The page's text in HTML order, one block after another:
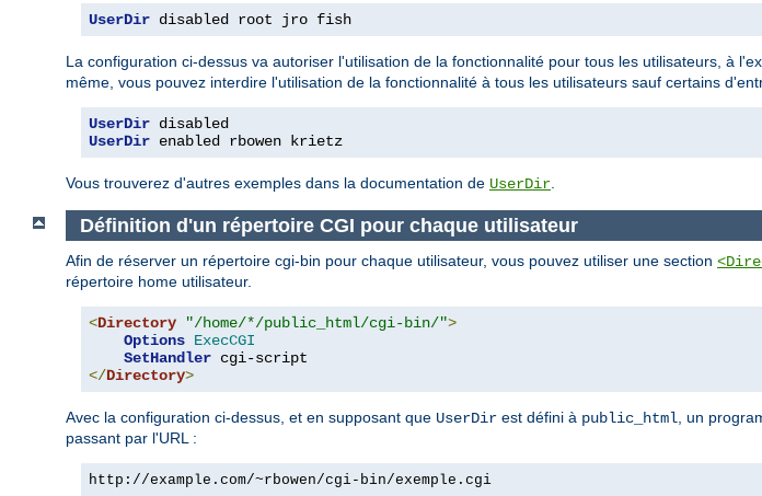
UserDir disabled root jro fish
La configuration ci-dessus va autoriser l'utilisation de la fonctionnalité pour tous les utilisateurs, à
même, vous pouvez interdire l'utilisation de la fonctionnalité à tous les utilisateurs sauf certains
UserDir
UserDir enabled rbowen krietz
Vous trouverez d'autres exemples dans la documentation de UserDir
Définition d'un répertoire CGI pour chaque utilisateur
Afin de réserver un répertoire cgi-bin pour chaque utilisateur, vous pouvez utiliser une section
répertoire home utilisateur.
<Directory "/home/*/public_html/cgi-bin/">
Options ExecCGI
SetHandler
</Directory>
Avec la configuration ci-dessus, et en supposant que UserDir est défini à public_html, un
passant par l'URL :
http://example.com/~rbowen/cgi-bin/exemple.cgi